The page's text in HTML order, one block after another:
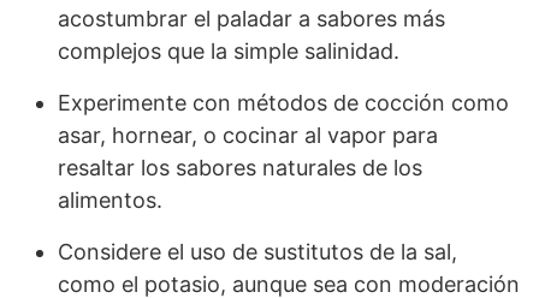
acostumbrar el paladar a sabores más
complejos que la simple salinidad.
Experimente con métodos de cocción como
asar, hornear, o cocinar al vapor para
resaltar los sabores naturales de los
alimentos.
Considere el uso de sustitutos de la sal,
como el potasio, aunque sea con moderación